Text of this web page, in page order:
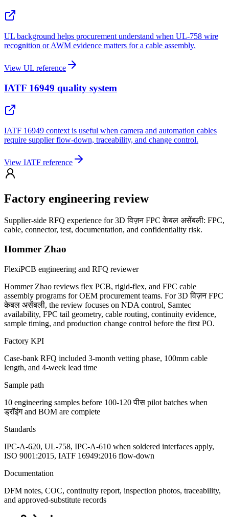
UL background helps procurement understand when UL-758 wire
recognition or AWM evidence matters for a cable assembly.
View UL reference
IATF 16949 quality system
IATF 16949 context is useful when camera and automation cables
require supplier flow-down, traceability, and change control.
View IATF reference
Factory engineering review
Supplier-side RFQ experience for 3D विज़न FPC केबल असेंबली: FPC,
cable, connector, test, documentation, and confidentiality risk.
Hommer Zhao
FlexiPCB engineering and RFQ reviewer
Hommer Zhao reviews flex PCB, rigid-flex, and FPC cable
assembly programs for OEM procurement teams. For 3D विज़न FPC
केबल असेंबली, the review focuses on NDA control, Samtec
availability, FPC tail geometry, cable routing, continuity evidence,
sample timing, and production change control before the first PO.
Factory KPI
Case-bank RFQ included 3-month vetting phase, 100mm cable
length, and 4-week lead time
Sample path
10 engineering samples before 100-120 पीस pilot batches when
ड्रॉइंग and BOM are complete
Standards
IPC-A-620, UL-758, IPC-A-610 when soldered interfaces apply,
ISO 9001:2015, IATF 16949:2016 flow-down
Documentation
DFM notes, COC, continuity report, inspection photos, traceability,
and approved-substitute records